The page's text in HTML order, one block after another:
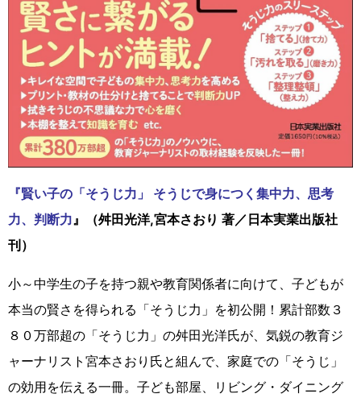
『賢い子の「そうじ力」 そうじで身につく集中力、思考
力、判断力 』（舛田光洋,宮本さおり 著／日本実業出版社
刊）
小～中学生の子を持つ親や教育関係者に向けて、子どもが
本当の賢さを得られる「そうじ力」を初公開！累計部数３
８０万部超の「そうじ力」の舛田光洋氏が、気鋭の教育ジ
ャーナリスト宮本さおり氏と組んで、家庭での「そうじ」
の効用を伝える一冊。子ども部屋、リビング・ダイニング